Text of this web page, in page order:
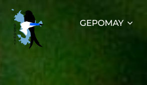
Aller
contenu
GEPOMAY